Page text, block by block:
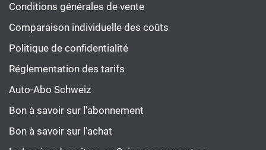
Conditions générales de vente
Comparaison individuelle des coûts
Politique de confidentialité
Réglementation des tarifs
Auto-Abo Schweiz
Bon à savoir sur l'abonnement
Bon à savoir sur l'achat